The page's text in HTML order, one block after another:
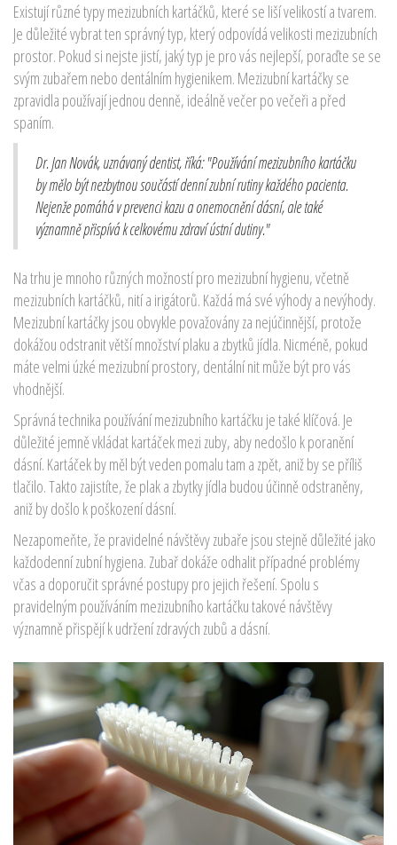
Existují různé typy mezizubních kartáčků, které se liší velikostí a tvarem.
Je důležité vybrat ten správný typ, který odpovídá velikosti mezizubních
prostor. Pokud si nejste jistí, jaký typ je pro vás nejlepší, poraďte se se
svým zubařem nebo dentálním hygienikem. Mezizubní kartáčky se
zpravidla používají jednou denně, ideálně večer po večeři a před
spaním.
Dr. Jan Novák, uznávaný dentist, říká: "Používání mezizubního kartáčku
by mělo být nezbytnou součástí denní zubní rutiny každého pacienta.
Nejenže pomáhá v prevenci kazu a onemocnění dásní, ale také
významně přispívá k celkovému zdraví ústní dutiny."
Na trhu je mnoho různých možností pro mezizubní hygienu, včetně
mezizubních kartáčků, nití a irigátorů. Každá má své výhody a nevýhody.
Mezizubní kartáčky jsou obvykle považovány za nejúčinnější, protože
dokážou odstranit větší množství plaku a zbytků jídla. Nicméně, pokud
máte velmi úzké mezizubní prostory, dentální nit může být pro vás
vhodnější.
Správná technika používání mezizubního kartáčku je také klíčová. Je
důležité jemně vkládat kartáček mezi zuby, aby nedošlo k poranění
dásní. Kartáček by měl být veden pomalu tam a zpět, aniž by se příliš
tlačilo. Takto zajistíte, že plak a zbytky jídla budou účinně odstraněny,
aniž by došlo k poškození dásní.
Nezapomeňte, že pravidelné návštěvy zubaře jsou stejně důležité jako
každodenní zubní hygiena. Zubař dokáže odhalit případné problémy
včas a doporučit správné postupy pro jejich řešení. Spolu s
pravidelným používáním mezizubního kartáčku takové návštěvy
významně přispějí k udržení zdravých zubů a dásní.